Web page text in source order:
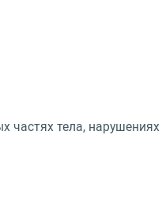
тела,